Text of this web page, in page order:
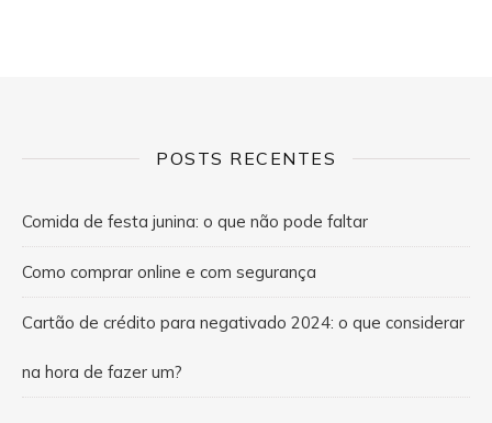
POSTS RECENTES
Comida de festa junina: o que não pode faltar
Como comprar online e com segurança
Cartão de crédito para negativado 2024: o que considerar
na hora de fazer um?